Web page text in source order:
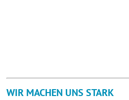
WIR MACHEN UNS STARK